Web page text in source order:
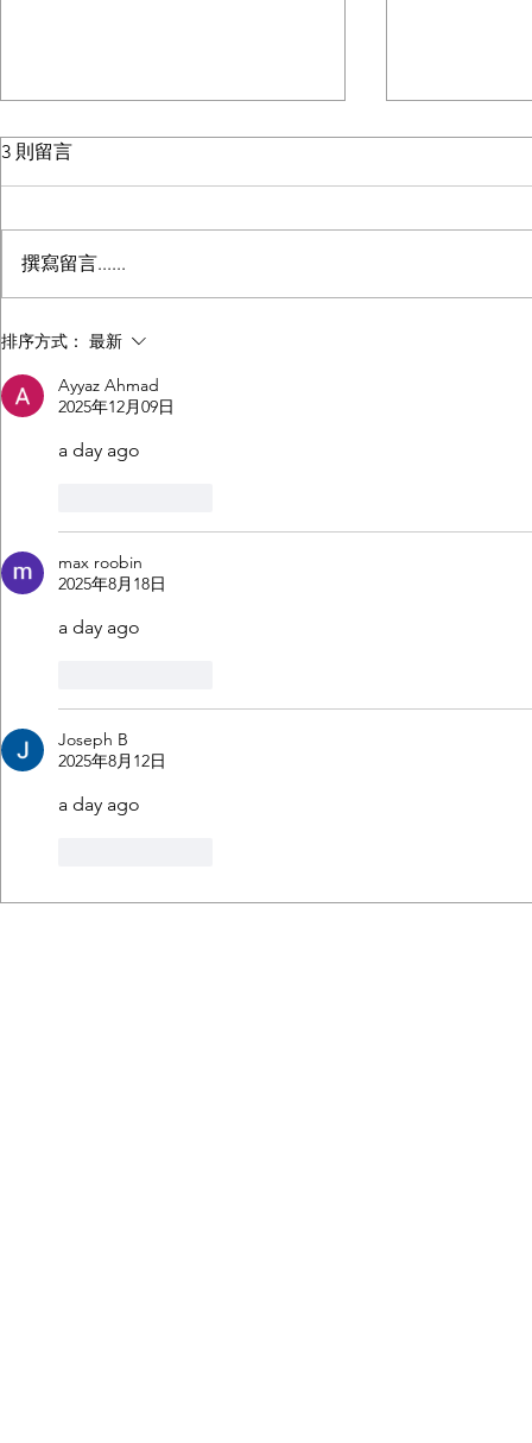
音樂事工
3 則留言
撰寫留言......
排序方式： 最新
Ayyaz Ahmad
2025年12月09日
a day ago
max roobin
2025年8月18日
a day ago
Joseph B
2025年8月12日
a day ago